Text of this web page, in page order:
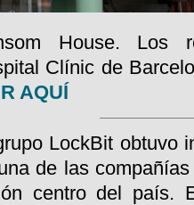
House. Los
Clínic de
AQUÍ
LockBit obtuvo
de las
centro del país.